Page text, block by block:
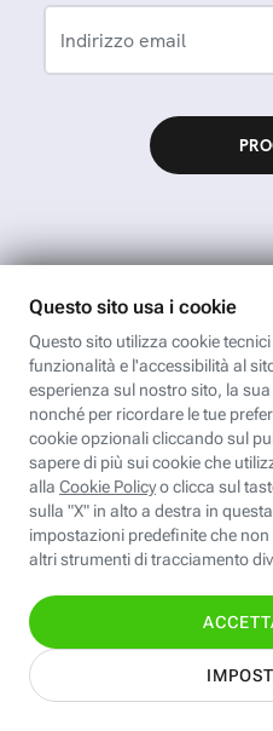
Indirizzo email
App FastwebPlus
Un'app unica per
conoscere, informare,
ispirare
Seguici